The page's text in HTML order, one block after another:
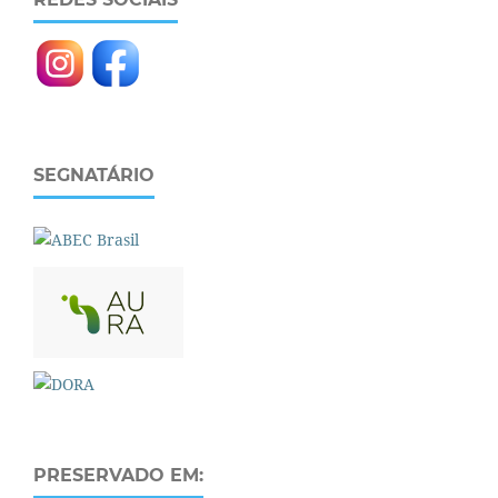
SEGNATÁRIO
PRESERVADO EM: